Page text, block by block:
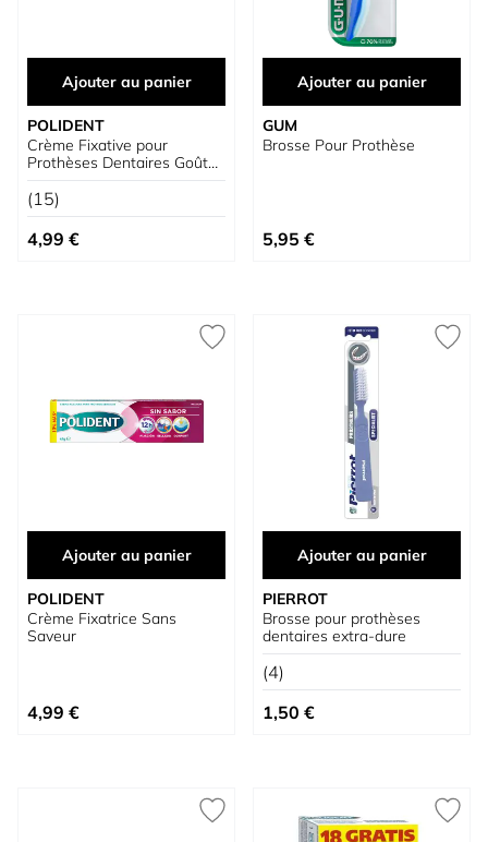
Ajouter au panier
POLIDENT
Crème Fixative pour
Prothèses Dentaires Goût
Menthe
(15)
4,99 €
Ajouter au panier
GUM
Brosse Pour Prothèse
5,95 €
Ajouter au panier
POLIDENT
Crème Fixatrice Sans
Saveur
4,99 €
Ajouter au panier
PIERROT
Brosse pour prothèses
dentaires extra-dure
(4)
1,50 €